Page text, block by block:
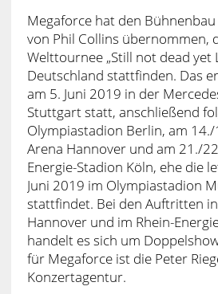
Megaforce hat den
von Phil Collins übernommen,
Welttournee „Still not dead yet
Deutschland stattfinden. Das
am 5. Juni 2019 in der
Stuttgart statt, anschließend
Olympiastadion Berlin, am 14./
Arena Hannover und am 21./
Energie-Stadion Köln, ehe die
Juni 2019 im Olympiastadion
stattfindet. Bei den Auftritten
Hannover und im Rhein-
handelt es sich um
für Megaforce ist die Peter
Konzertagentur.